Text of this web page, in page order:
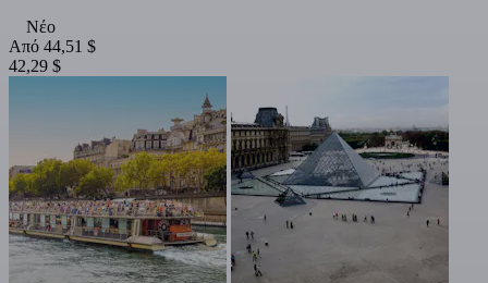
Νέο
Από 44,51 $
42,29 $